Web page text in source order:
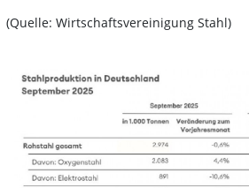
(Quelle: Wirtschaftsvereinigung Stahl)